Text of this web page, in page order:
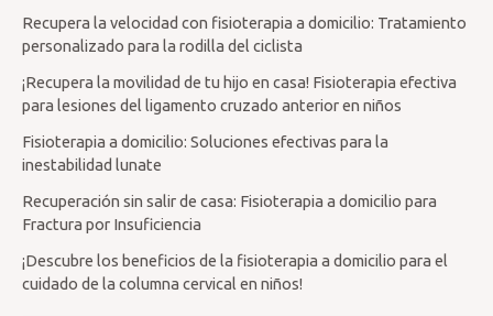
Recupera la velocidad con fisioterapia a domicilio: Tratamiento
personalizado para la rodilla del ciclista
¡Recupera la movilidad de tu hijo en casa! Fisioterapia efectiva
para lesiones del ligamento cruzado anterior en niños
Fisioterapia a domicilio: Soluciones efectivas para la
inestabilidad lunate
Recuperación sin salir de casa: Fisioterapia a domicilio para
Fractura por Insuficiencia
¡Descubre los beneficios de la fisioterapia a domicilio para el
cuidado de la columna cervical en niños!